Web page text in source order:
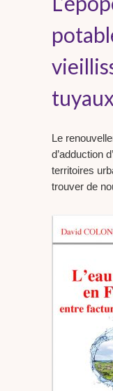
Le
d’adduction
territoires
trouver de